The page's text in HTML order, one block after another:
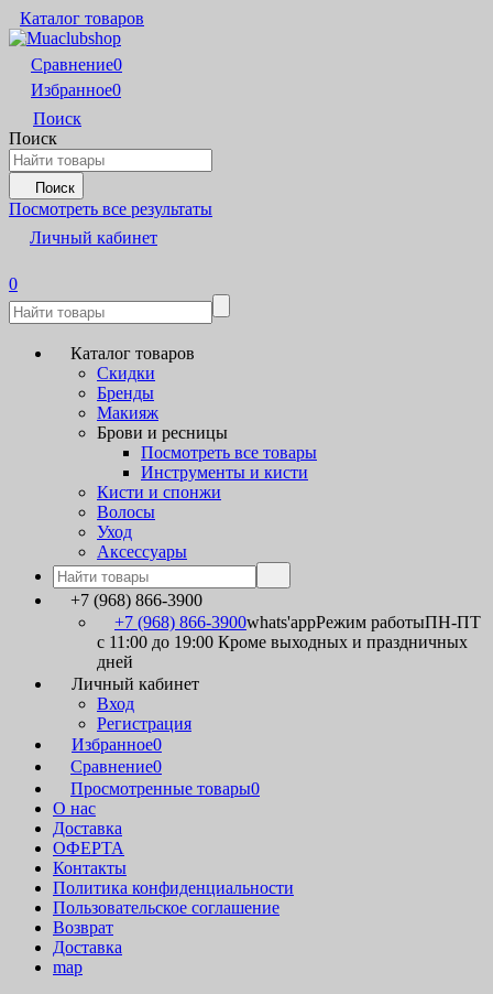
Каталог товаров
Сравнение0
Избранное0
Поиск
Поиск
Поиск
Посмотреть все результаты
Личный кабинет
0
Каталог товаров
Скидки
Бренды
Макияж
Брови и ресницы
Посмотреть все товары
Инструменты и кисти
Кисти и спонжи
Волосы
Уход
Аксессуары
+7 (968) 866-3900
+7 (968) 866-3900whats'appРежим работыПН-ПТ
с 11:00 до 19:00 Кроме выходных и праздничных
дней
Личный кабинет
Вход
Регистрация
Избранное0
Сравнение0
Просмотренные товары0
О нас
Доставка
ОФЕРТА
Контакты
Политика конфиденциальности
Пользовательское соглашение
Возврат
Доставка
map